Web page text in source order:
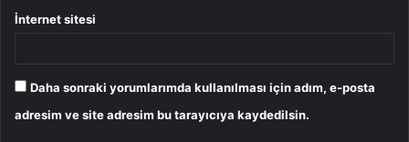
İnternet sitesi
Daha sonraki yorumlarımda kullanılması için adım, e-posta
adresim ve site adresim bu tarayıcıya kaydedilsin.